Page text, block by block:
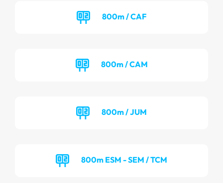
800m / CAF
800m / CAM
800m / JUM
800m ESM - SEM / TCM